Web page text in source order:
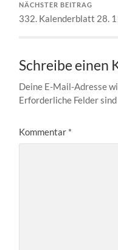
NÄCHSTER BEITRAG
332. Kalenderblatt 28.
Schreibe einen
Deine E-Mail-Adresse
Erforderliche Felder
Kommentar *